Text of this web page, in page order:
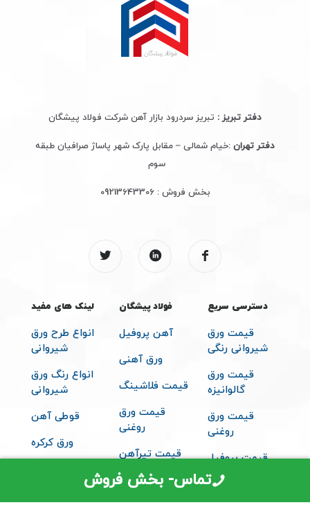
دفتر تبریز : تبریز سردرود بازار آهن شرکت فولاد پیشگان
دفتر تهران :خیام شمالی – مقابل پارک شهر پاساژ صرافیان طبقه
سوم
بخش فروش :09213643306
دسترسی سریع
قیمت ورق
شیروانی رنگی
قیمت ورق
گالوانیزه
قیمت ورق
روغنی
قیمت پروفیل
قیمت ساندویچ
پانل
فولاد پیشگان
آهن پروفیل
ورق آهنی
قیمت فلاشینگ
قیمت ورق
روغنی
قیمت تیرآهن
لینک های مفید
انواع طرح ورق
شیروانی
انواع رنگ ورق
شیروانی
قوطی آهن
ورق کرکره
تماس- بخش فروش